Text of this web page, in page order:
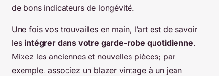
de bons indicateurs de longévité.
Une fois vos trouvailles en main, l’art est de savoir
les intégrer dans votre garde-robe quotidienne.
Mixez les anciennes et nouvelles pièces; par
exemple, associez un blazer vintage à un jean